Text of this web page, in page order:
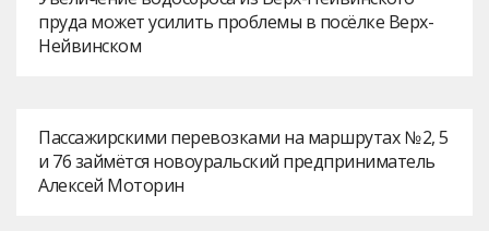
пруда может усилить проблемы в посёлке Верх-
Нейвинском
Пассажирскими перевозками на маршрутах № 2, 5
и 76 займётся новоуральский предприниматель
Алексей Моторин